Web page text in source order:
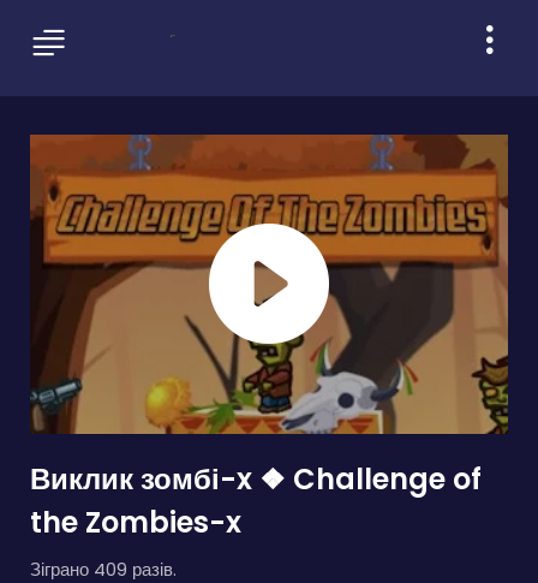
Виклик зомбі-x ❖ Challenge of
the Zombies-x
Зіграно 409 разів.